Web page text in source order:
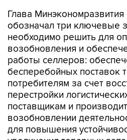
Глава
обозначал три ключевые
необходимо решить для
возобновления и
работы селлеров:
бесперебойных поставок
потребителям за счет
перестройки
поставщикам и
возобновлении
для повышения